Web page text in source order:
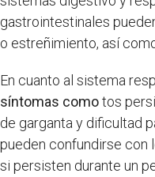
gastrointestinales
o estreñimiento, así
En cuanto al sistema
síntomas comotos
de garganta y dificultad
pueden confundirse con
si persisten durante un